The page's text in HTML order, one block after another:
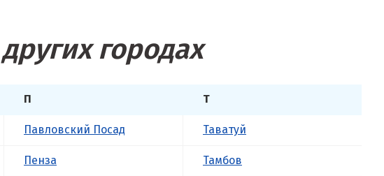
городах
П
Павловский Посад
Пенза
Т
Таватуй
Тамбов